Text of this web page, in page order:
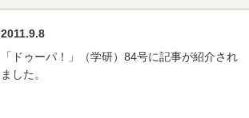
2011.9.8
「ドゥーパ！」（学研）84号に記事が紹介され
ました。